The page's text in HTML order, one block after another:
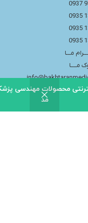
محصولات مهندسی
مد
مـــا
مــــا